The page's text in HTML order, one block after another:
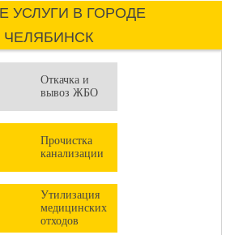
УСЛУГИ В ГОРОДЕ
ЧЕЛЯБИНСК
Откачка и
вывоз ЖБО
Прочистка
канализации
Утилизация
медицинских
отходов